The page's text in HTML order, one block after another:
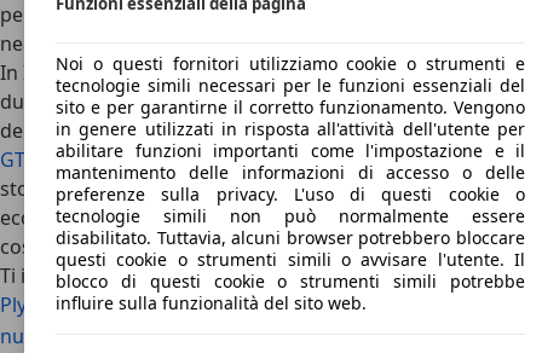
percorsi, in particolare quelli urbani dove non aiuta
neanche lo sterzo.
In Italia ne sono stati importati pochissimi esemplari,
dunque trovarla non è facile. Le concorrenti d’eccellenza
della Plymouth Road Runner sono certamente laPontiac
GTO
eChevrolet Chevelleentrambe modelli che nella loro
storia hanno rappresentato delle alternative più
economiche a dei modelli che stavano diventando troppo
costosi per il grande pubblico.
Ti interessa la Plymouth Road Runner
Plymouth Road Runner usataPlymouth Road Runner
nuova auto
Noi o questi fornitori utilizziamo cookie o strumenti e
tecnologie simili necessari per le funzioni essenziali del
sito e per garantirne il corretto funzionamento. Vengono
in genere utilizzati in risposta all'attività dell'utente per
abilitare funzioni importanti come l'impostazione e il
mantenimento delle informazioni di accesso o delle
preferenze sulla privacy. L'uso di questi cookie o
tecnologie simili non può normalmente essere
disabilitato. Tuttavia, alcuni browser potrebbero bloccare
questi cookie o strumenti simili o avvisare l'utente. Il
blocco di questi cookie o strumenti simili potrebbe
influire sulla funzionalità del sito web.